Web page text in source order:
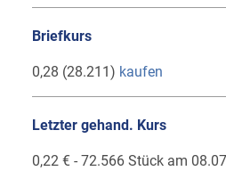
Briefkurs
0,28 (28.211) kaufen
Letzter gehand. Kurs
0,22 € - 72.566 Stück am